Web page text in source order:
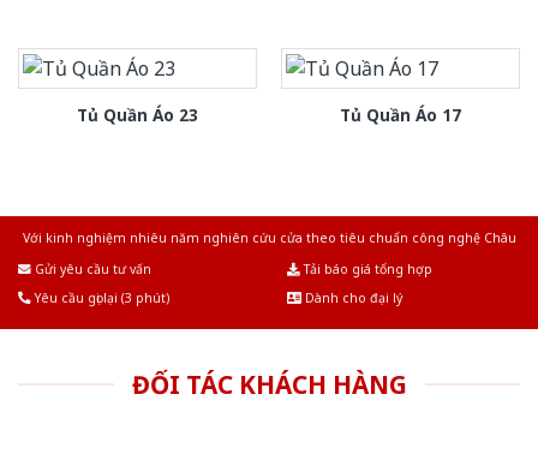
Tủ Quần Áo 23 Tủ Quần Áo 17
Với kinh nghiệm nhiêu năm nghiên cứu cửa theo tiêu chuẩn công nghệ Châu
Gửi yêu cầu tư vấn
Tải báo giá tổng hợp
Yêu cầu gọi lại (3 phút)
Dành cho đại lý
ĐỐI TÁC KHÁCH HÀNG